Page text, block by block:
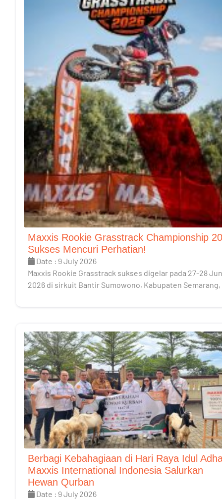
Maxxis Rookie Grasstrack Championship
Sukses Mencuri Perhatian!
Date : 9 July 2026
Maxxis Rookie Grasstrack sukses digelar pada 27-28
2026 di sirkuit Bantir Sumowono, Kabupaten
Berbagi Kebahagiaan di Hari Raya Idul
Maxxis International Indonesia Salurkan
Hewan Qurban
Date : 9 July 2026